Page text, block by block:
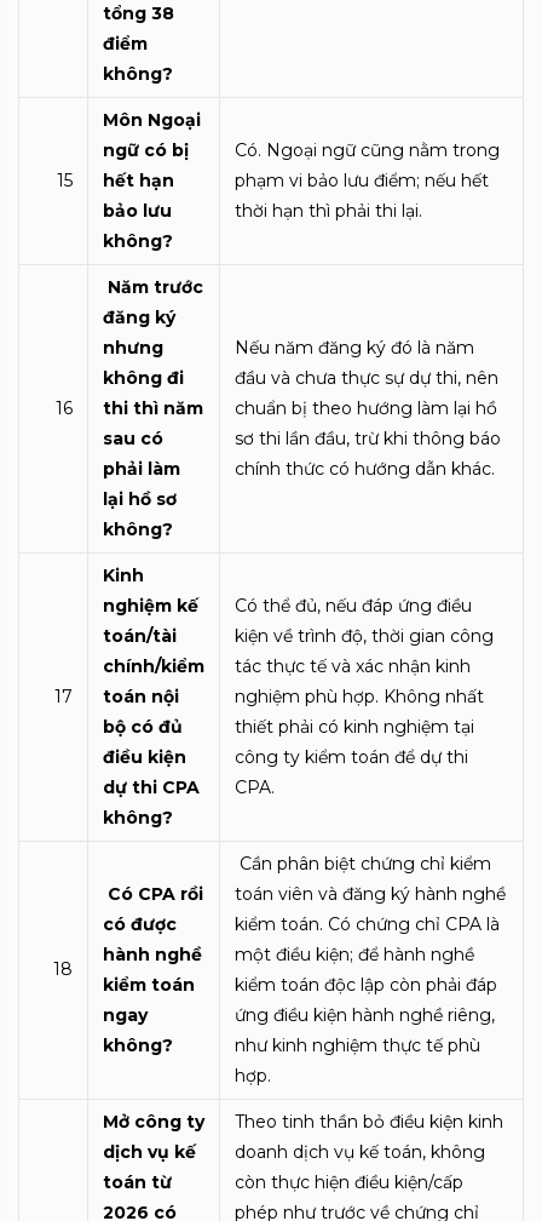
tổng 38
điểm
không?
15
Môn Ngoại
ngữ có bị
hết hạn
bảo lưu
không?
Có. Ngoại ngữ cũng nằm trong
phạm vi bảo lưu điểm; nếu hết
thời hạn thì phải thi lại.
16
Năm trước
đăng ký
nhưng
không đi
thi thì năm
sau có
phải làm
lại hồ sơ
không?
Nếu năm đăng ký đó là năm
đầu và chưa thực sự dự thi, nên
chuẩn bị theo hướng làm lại hồ
sơ thi lần đầu, trừ khi thông báo
chính thức có hướng dẫn khác.
17
Kinh
nghiệm kế
toán/tài
chính/kiểm
toán nội
bộ có đủ
điều kiện
dự thi CPA
không?
Có thể đủ, nếu đáp ứng điều
kiện về trình độ, thời gian công
tác thực tế và xác nhận kinh
nghiệm phù hợp. Không nhất
thiết phải có kinh nghiệm tại
công ty kiểm toán để dự thi
CPA.
18
Có CPA rồi
có được
hành nghề
kiểm toán
ngay
không?
Cần phân biệt chứng chỉ kiểm
toán viên và đăng ký hành nghề
kiểm toán. Có chứng chỉ CPA là
một điều kiện; để hành nghề
kiểm toán độc lập còn phải đáp
ứng điều kiện hành nghề riêng,
như kinh nghiệm thực tế phù
hợp.
Mở công ty
dịch vụ kế
toán từ
2026 có
Theo tinh thần bỏ điều kiện kinh
doanh dịch vụ kế toán, không
còn thực hiện điều kiện/cấp
phép như trước về chứng chỉ